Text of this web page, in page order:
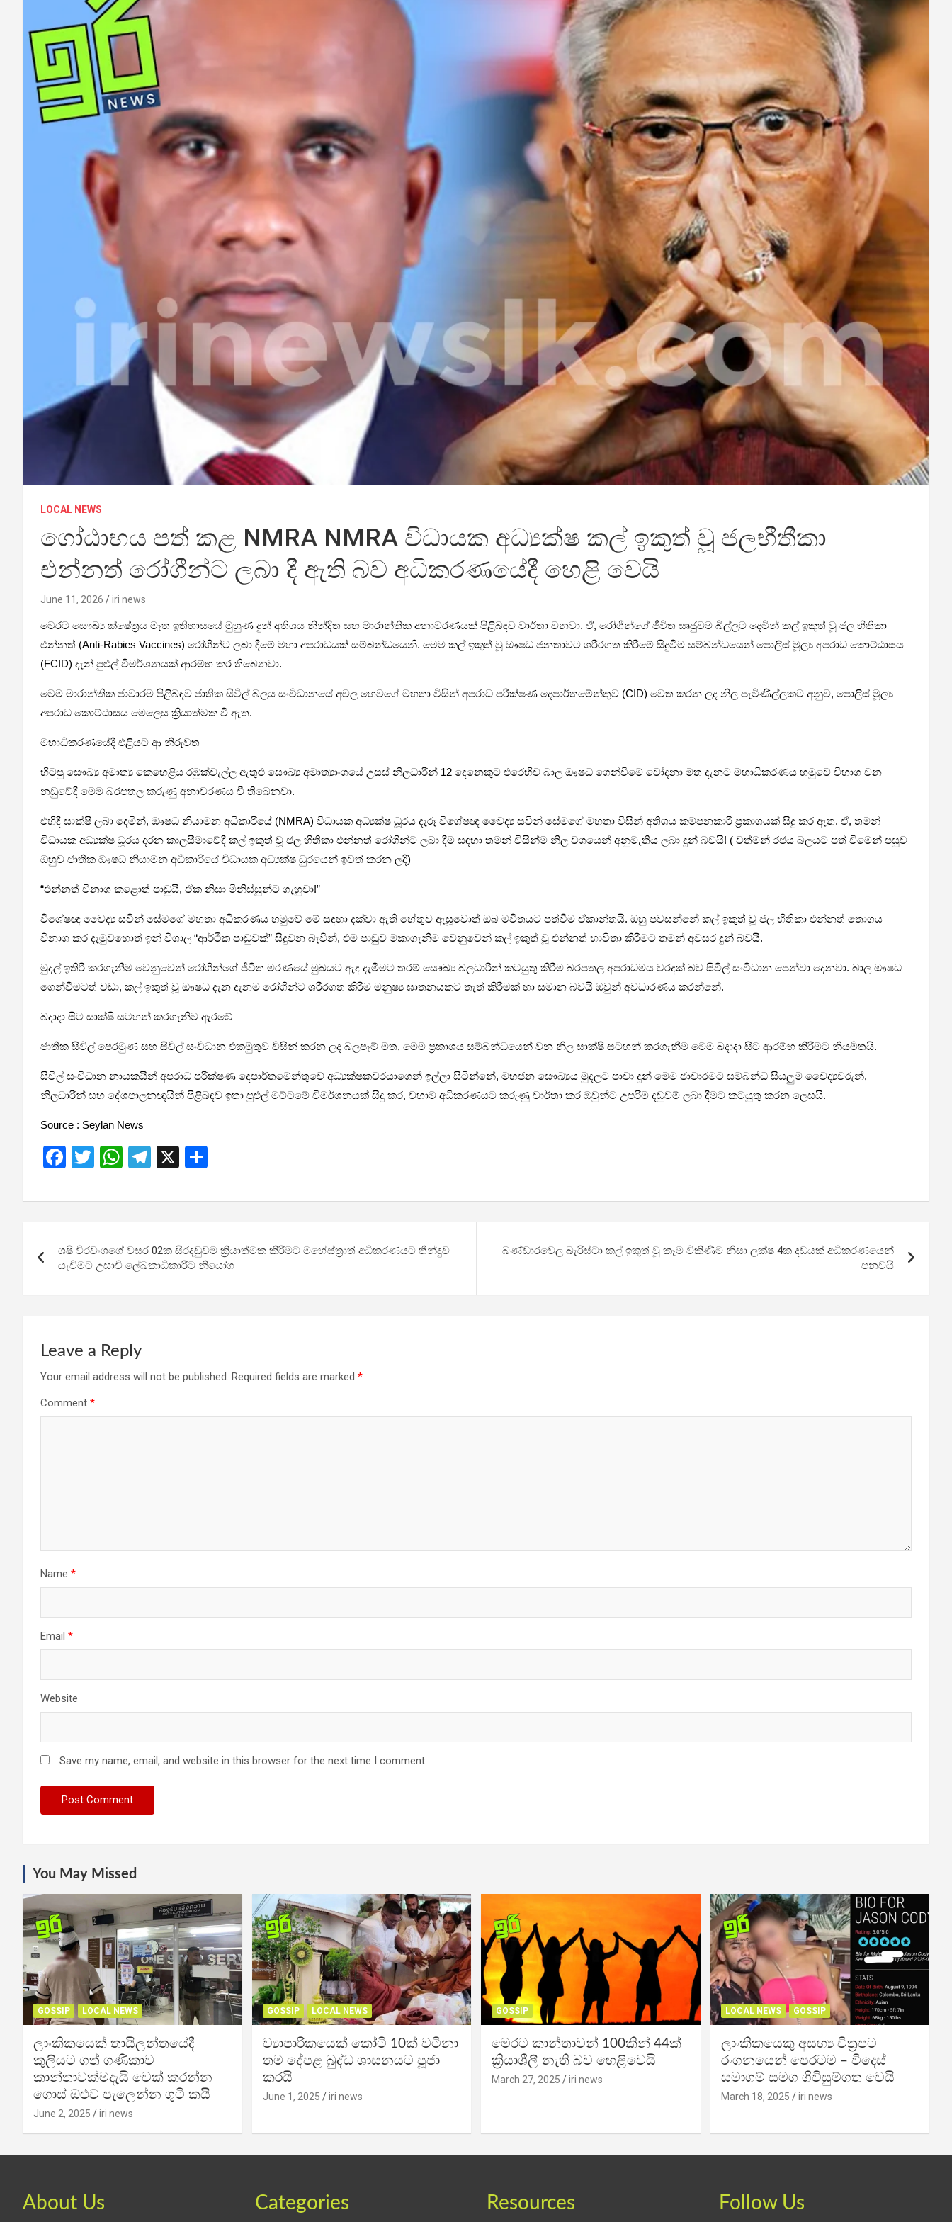
LOCAL NEWS
ගෝඨාභය පත් කළ NMRA NMRA විධායක අධ්‍යක්ෂ කල් ඉකුත් වූ ජලභීතීකා
එන්නත් රෝගීන්ට ලබා දී ඇති බව අධිකරණයේදී හෙළි වෙයි
June 11, 2026 iri news
මෙරට සෞඛ්‍ය ක්ෂේත්‍රය මෑත ඉතිහාසයේ මුහුණ දුන් අතිශය නින්දිත සහ මාරාන්තික අනාවරණයක් පිළිබඳව වාර්තා වනවා. ඒ, රෝගීන්ගේ ජීවිත සෘජුවම බිල්ලට දෙමින් කල් ඉකුත් වූ ජල භීතිකා
එන්නත් (Anti-Rabies Vaccines) රෝගීන්ට ලබා දීමේ මහා අපරාධයක් සම්බන්ධයෙනි. මෙම කල් ඉකුත් වූ ඖෂධ ජනතාවට ශරීරගත කිරීමේ සිදුවීම සම්බන්ධයෙන් පොලිස් මූල්‍ය අපරාධ කොට්ඨාසය
(FCID) දැන් පුළුල් විමර්ශනයක් ආරම්භ කර තිබෙනවා.
මෙම මාරාන්තික ජාවාරම පිළිබඳව ජාතික සිවිල් බලය සංවිධානයේ අචල හෙවගේ මහතා විසින් අපරාධ පරීක්ෂණ දෙපාර්තමේන්තුව (CID) වෙත කරන ලද නිල පැමිණිල්ලකට අනුව, පොලිස් මූල්‍ය
අපරාධ කොට්ඨාසය මෙලෙස ක්‍රියාත්මක වී ඇත.
මහාධිකරණයේදී එළියට ආ නිරුවත
හිටපු සෞඛ්‍ය අමාත්‍ය කෙහෙළිය රඹුක්වැල්ල ඇතුළු සෞඛ්‍ය අමාත්‍යාංශයේ උසස් නිලධාරීන් 12 දෙනෙකුට එරෙහිව බාල ඖෂධ ගෙන්වීමේ චෝදනා මත දැනට මහාධිකරණය හමුවේ විභාග වන
නඩුවේදී මෙම බරපතල කරුණු අනාවරණය වී තිබෙනවා.
එහිදී සාක්ෂි ලබා දෙමින්, ඖෂධ නියාමන අධිකාරියේ (NMRA) විධායක අධ්‍යක්ෂ ධූරය දැරූ විශේෂඥ වෛද්‍ය සවින් සේමගේ මහතා විසින් අතිශය කම්පනකාරී ප්‍රකාශයක් සිදු කර ඇත. ඒ, තමන්
විධායක අධ්‍යක්ෂ ධූරය දරන කාලසීමාවේදී කල් ඉකුත් වූ ජල භීතිකා එන්නත් රෝගීන්ට ලබා දීම සඳහා තමන් විසින්ම නිල වශයෙන් අනුමැතිය ලබා දුන් බවයි! ( වත්මන් රජය බලයට පත් වීමෙන් පසු​ව
ඔහුව ජාතික ඖෂධ නියාමන අධීකාරියේ විධායක අධ්‍යක්ෂ ධුරයෙන් ඉවත් කරන ලදි)
“එන්නත් විනාශ කළොත් පාඩුයි, ඒක නිසා මිනිස්සුන්ට ගැහුවා!”
විශේෂඥ වෛද්‍ය සවින් සේමගේ මහතා අධිකරණය හමුවේ මේ සඳහා දක්වා ඇති හේතුව ඇසූවොත් ඔබ මවිතයට පත්වීම ඒකාන්තයි. ඔහු පවසන්නේ කල් ඉකුත් වූ ජල භීතිකා එන්නත් තොගය
විනාශ කර දැමුවහොත් ඉන් විශාල “ආර්ථික පාඩුවක්” සිදුවන බැවින්, එම පාඩුව මකාගැනීම වෙනුවෙන් කල් ඉකුත් වූ එන්නත් භාවිතා කිරීමට තමන් අවසර දුන් බවයි.
මුදල් ඉතිරි කරගැනීම වෙනුවෙන් රෝගීන්ගේ ජීවිත මරණයේ මුඛයට ඇද දැමීමට තරම් සෞඛ්‍ය බලධාරීන් කටයුතු කිරීම බරපතල අපරාධමය වරදක් බව සිවිල් සංවිධාන පෙන්වා දෙනවා. බාල ඖෂධ
ගෙන්වීමටත් වඩා, කල් ඉකුත් වූ ඖෂධ දැන දැනම රෝගීන්ට ශරීරගත කිරීම මනුෂ්‍ය ඝාතනයකට තැත් කිරීමක් හා සමාන බවයි ඔවුන් අවධාරණය කරන්නේ.
බදාදා සිට සාක්ෂි සටහන් කරගැනීම ඇරඹේ
ජාතික සිවිල් පෙරමුණ සහ සිවිල් සංවිධාන එකමුතුව විසින් කරන ලද බලපෑම් මත, මෙම ප්‍රකාශය සම්බන්ධයෙන් වන නිල සාක්ෂි සටහන් කරගැනීම මෙම බදාදා සිට ආරම්භ කිරීමට නියමිතයි.
සිවිල් සංවිධාන නායකයින් අපරාධ පරීක්ෂණ දෙපාර්තමේන්තුවේ අධ්‍යක්ෂකවරයාගෙන් ඉල්ලා සිටින්නේ, මහජන සෞඛ්‍යය මුදලට පාවා දුන් මෙම ජාවාරමට සම්බන්ධ සියලුම වෛද්‍යවරුන්,
නිලධාරීන් සහ දේශපාලනඥයින් පිළිබඳව ඉතා පුළුල් මට්ටමේ විමර්ශනයක් සිදු කර, වහාම අධිකරණයට කරුණු වාර්තා කර ඔවුන්ට උපරිම දඬුවම් ලබා දීමට කටයුතු කරන ලෙසයි.
Source : Seylan News
F
ce
o
o
k
T
tt
W
at
A
p
p
T
e
a
m
X
ar
navigation
ශෂි විරවංශගේ වසර 02ක සිරදඩුවම ක්‍රියාත්මක කිරීමට මහේස්ත්‍රාත් අධිකරණයට ⁣තීන්දුව
යැවීමට උසාවි ලේඛකාධිකාරීට නියෝග
බණ්ඩාරවෙල බැරිස්ටා කල් ඉකුත් වූ කෑම විකිණීම නිසා ලක්ෂ 4ක දඩයක් අධිකරණයෙන්
පනවයි
Leave a Reply
Your email address will not be published. Required fields are marked *
Comment *
Name *
Email *
Website
Save my name, email, and website in this browser for the next time I comment.
You May Missed
GOSSIP LOCAL NEWS
ලාංකිකයෙක් තායිලන්තයේදී
කුලියට ගත් ගණිකාව
කාන්තාවක්මදැයි චෙක් කරන්න
ගොස් ඔළුව පැලෙන්න ගුටි කයි
June 2, 2025 iri news
GOSSIP LOCAL NEWS
ව්‍යාපාරිකයෙක් කෝටි 10ක් වටිනා
තම දේපළ බුද්ධ ශාසනයට පූජා
කරයි
June 1, 2025 iri news
GOSSIP
මෙරට කාන්තාවන් 100කින් 44ක්
ක්‍රියාශීලී නැති බව හෙළිවෙයි
March 27, 2025 iri news
LOCAL NEWS GOSSIP
ලාංකිකයෙකු අසභ්‍ය චිත්‍රපට
රංගනයෙන් පෙරටම – විදෙස්
සමාගම් සමග ගිවිසුම්ගත වෙයි
March 18, 2025 iri news
About Us Categories Resources Follow Us